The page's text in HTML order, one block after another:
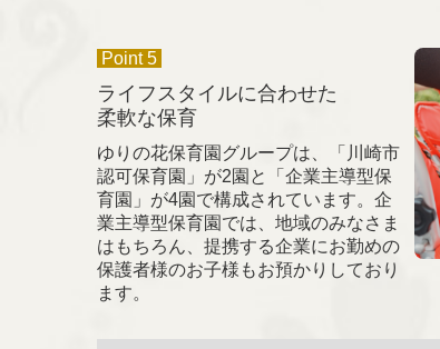
Point 5
ライフスタイルに合わせた
柔軟な保育
ゆりの花保育園グループは、「川崎市
認可保育園」が2園と
「企業主導型保
育園」が4園で構成されています。企
業主導型保育園では、地域のみなさま
はもちろん、提携する企業にお勤めの
保護者様のお子様もお預かりしており
ます。